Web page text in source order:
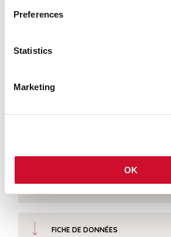
Preferences
Statistics
Marketing
OK
PHOTOMÉTRIE
CERTIFICATIONS CE
FICHE DE DONNÉES